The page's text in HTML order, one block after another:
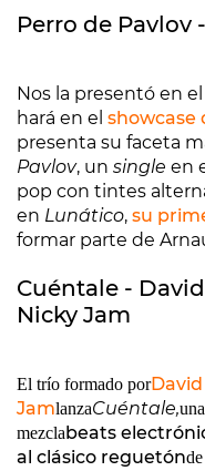
Perro de Pavlov
Nos la presentó en el
hará en el showcase
presenta su faceta
Pavlov, un single en
pop con tintes
en Lunático, su
formar parte de
Cuéntale -
Nicky Jam
El trío formado por
JamlanzaCuéntale,
mezclabeats
al clásico reguetón